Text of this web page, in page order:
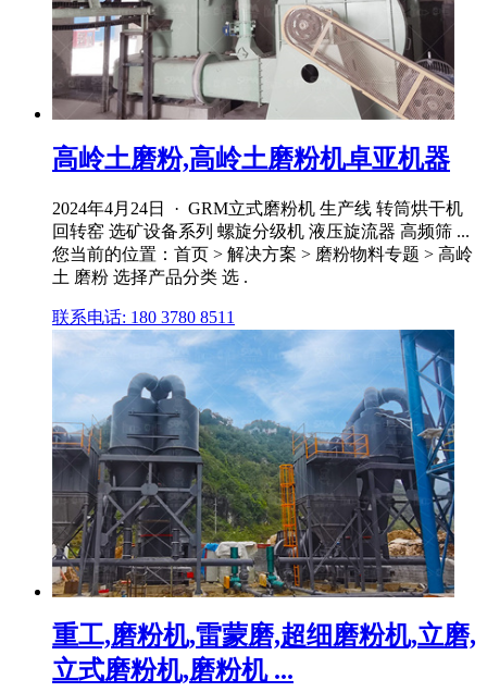
高岭土磨粉,高岭土磨粉机卓亚机器
2024年4月24日 · GRM立式磨粉机 生产线 转筒烘干机
回转窑 选矿设备系列 螺旋分级机 液压旋流器 高频筛 ...
您当前的位置：首页 > 解决方案 > 磨粉物料专题 > 高岭
土 磨粉 选择产品分类 选 .
联系电话: 180 3780 8511
重工,磨粉机,雷蒙磨,超细磨粉机,立磨,
立式磨粉机,磨粉机 ...